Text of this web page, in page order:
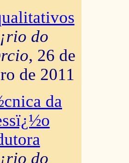
do
, 26 de
de 2011
da
do